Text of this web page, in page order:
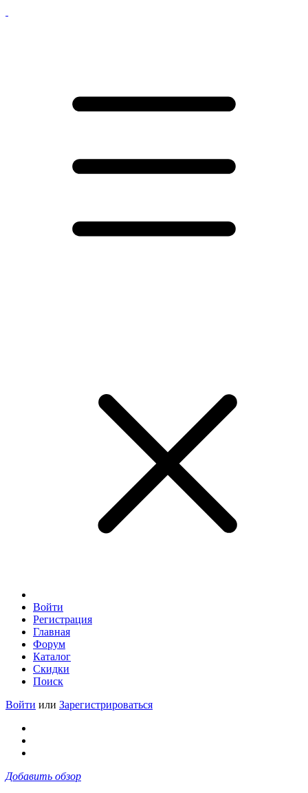
Войти
Регистрация
Главная
Форум
Каталог
Скидки
Поиск
Войти или Зарегистрироваться
Добавить обзор